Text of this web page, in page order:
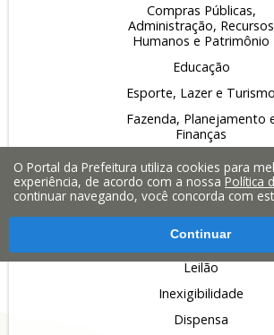
Compras Públicas,
Administração, Recursos
Humanos e Patrimônio
Educação
Esporte, Lazer e Turismo
Fazenda, Planejamento
Finanças
Obras, Serviços Públicos
Infraestrutura
Saúde
Licitações:
Pregão
Leilão
Inexigibilidade
Dispensa
O Portal da Prefeitura utiliza cookies para
experiência, de acordo com a nossaPolítica
continuar navegando, você concorda com
Continuar